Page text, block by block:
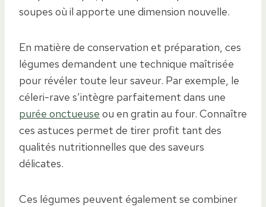
soupes où il apporte une dimension nouvelle.
En matière de conservation et préparation, ces
légumes demandent une technique maîtrisée
pour révéler toute leur saveur. Par exemple, le
céleri-rave s’intègre parfaitement dans une
purée onctueuse ou en gratin au four. Connaître
ces astuces permet de tirer profit tant des
qualités nutritionnelles que des saveurs
délicates.
Ces légumes peuvent également se combiner